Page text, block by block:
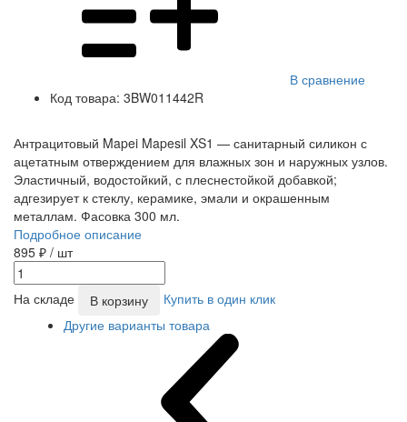
В сравнение
Код товара: 3BW011442R
Антрацитовый Mapei Mapesil XS1 — санитарный силикон с
ацетатным отверждением для влажных зон и наружных узлов.
Эластичный, водостойкий, с плеснестойкой добавкой;
адгезирует к стеклу, керамике, эмали и окрашенным
металлам. Фасовка 300 мл.
Подробное описание
895 ₽ / шт
На складе В корзину
Купить в один клик
Другие варианты товара